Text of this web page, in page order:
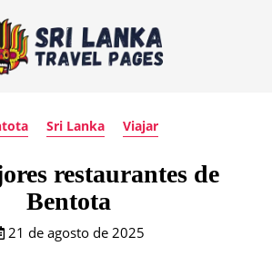
Sri Lanka Viajar
restaurantes de
Bentota
21 de agosto de 2025